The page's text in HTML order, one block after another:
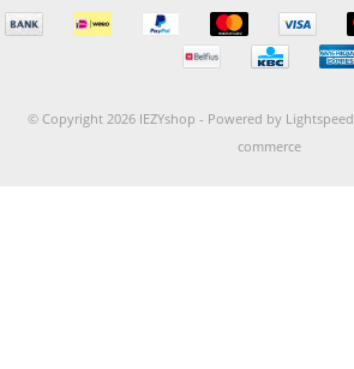
© Copyright 2026 IEZYshop - Powered by Lightspeed
commerce